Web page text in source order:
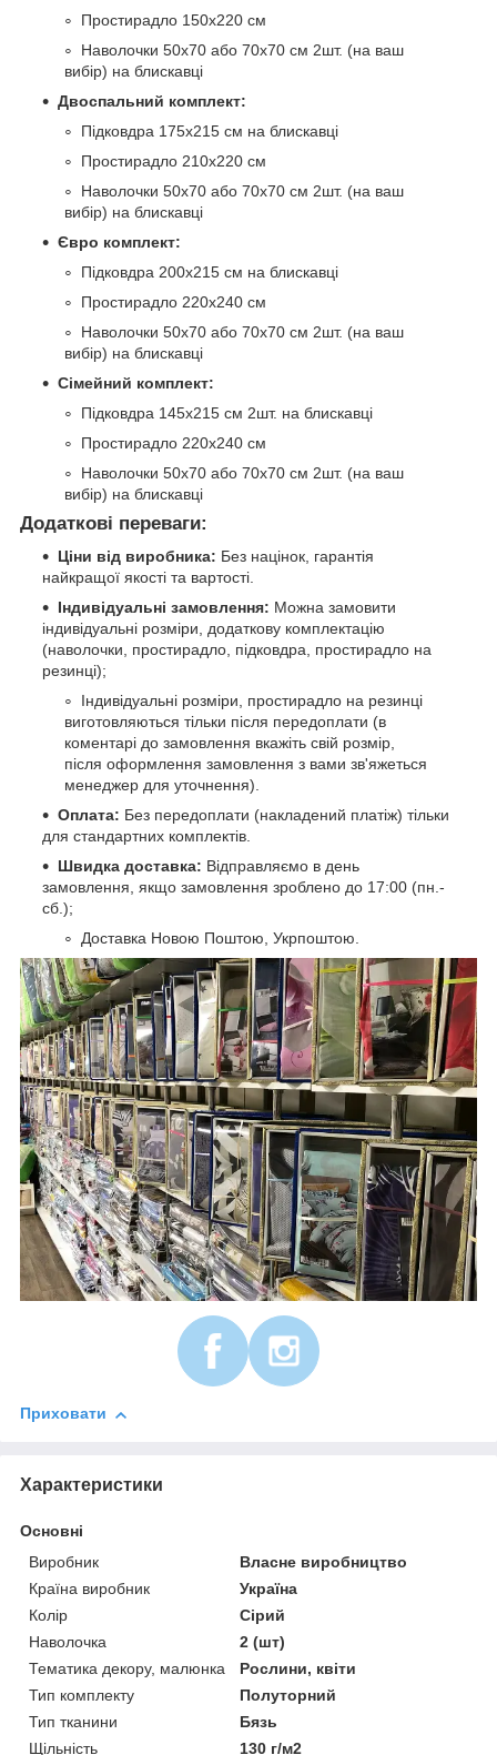
Простирадло 150х220 см
Наволочки 50х70 або 70х70 см 2шт. (на ваш
вибір) на блискавці
Двоспальний комплект:
Підковдра 175х215 см на блискавці
Простирадло 210х220 см
Наволочки 50х70 або 70х70 см 2шт. (на ваш
вибір) на блискавці
Євро комплект:
Підковдра 200х215 см на блискавці
Простирадло 220х240 см
Наволочки 50х70 або 70х70 см 2шт. (на ваш
вибір) на блискавці
Сімейний комплект:
Підковдра 145х215 см 2шт. на блискавці
Простирадло 220х240 см
Наволочки 50х70 або 70х70 см 2шт. (на ваш
вибір) на блискавці
Додаткові переваги:
Ціни від виробника: Без націнок, гарантія
найкращої якості та вартості.
Індивідуальні замовлення: Можна замовити
індивідуальні розміри, додаткову комплектацію
(наволочки, простирадло, підковдра, простирадло на
резинці);
Індивідуальні розміри, простирадло на резинці
виготовляються тільки після передоплати (в
коментарі до замовлення вкажіть свій розмір,
після оформлення замовлення з вами зв'яжеться
менеджер для уточнення).
Оплата: Без передоплати (накладений платіж) тільки
для стандартних комплектів.
Швидка доставка: Відправляємо в день
замовлення, якщо замовлення зроблено до 17:00 (пн.-
сб.);
Доставка Новою Поштою, Укрпоштою.
Приховати
Характеристики
Основні
Виробник
Власне виробництво
Країна виробник
Україна
Колір
Сірий
Наволочка
2 (шт)
Тематика декору, малюнка
Рослини, квіти
Тип комплекту
Полуторний
Тип тканини
Бязь
Щільність
130 г/м2